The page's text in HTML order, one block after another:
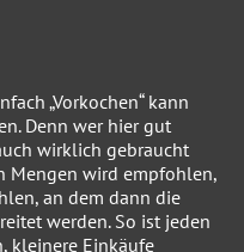
„Vorkochen“ kann
Denn wer hier gut
wirklich gebraucht
Mengen wird empfohlen,
an dem dann die
werden. So ist jeden
kleinere Einkäufe